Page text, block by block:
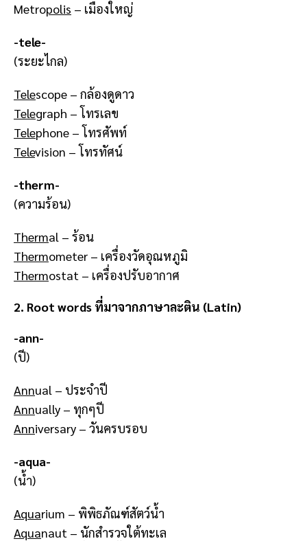
Metropolis – เมืองใหญ่
-tele-
(ระยะไกล)
Telescope – กล้องดูดาว
Telegraph – โทรเลข
Telephone – โทรศัพท์
Television – โทรทัศน์
-therm-
(ความร้อน)
Thermal – ร้อน
Thermometer – เครื่องวัดอุณหภูมิ
Thermostat – เครื่องปรับอากาศ
2. Root words ที่มาจากภาษาละติน (Latin)
-ann-
(ปี)
Annual – ประจำปี
Annually – ทุกๆปี
Anniversary – วันครบรอบ
-aqua-
(น้ำ)
Aquarium – พิพิธภัณฑ์สัตว์น้ำ
Aquanaut – นักสำรวจใต้ทะเล